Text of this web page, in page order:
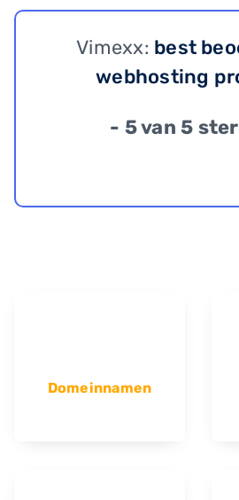
Vimexx: best
webhosting
- 5 van 5
Domeinnamen